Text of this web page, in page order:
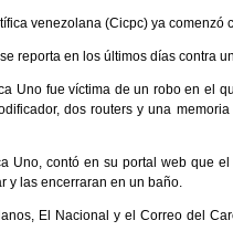
venezolana (Cicpc) ya comenzó
reporta en los últimos días contra
Uno fue víctima de un robo en el
dos routers y una
Uno, contó en su portal web que
y las encerraran en un baño.
El Nacional y el Correo del